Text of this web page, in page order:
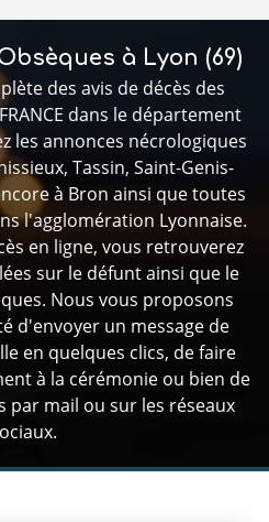
à Lyon (69)
des avis de décès des
FRANCE dans le département
les annonces nécrologiques
Tassin, Saint-Genis-
à Bron ainsi que toutes
l'agglomération Lyonnaise.
en ligne, vous retrouverez
sur le défunt ainsi que le
Nous vous proposons
d'envoyer un message de
en quelques clics, de faire
à la cérémonie ou bien de
par mail ou sur les réseaux